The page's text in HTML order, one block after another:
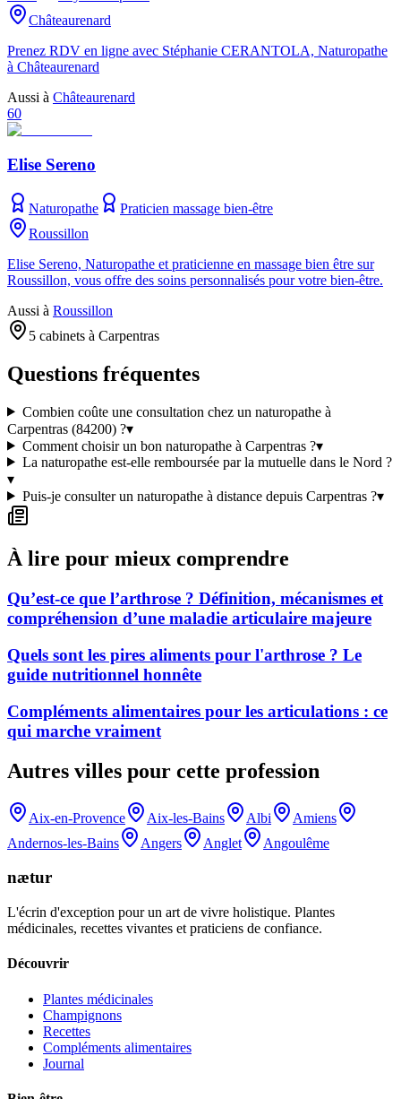
Châteaurenard
Prenez RDV en ligne avec Stéphanie CERANTOLA, Naturopathe
à Châteaurenard
Aussi à Châteaurenard
60
Elise Sereno
Naturopathe
Praticien massage bien-être
Roussillon
Elise Sereno, Naturopathe et praticienne en massage bien être sur
Roussillon, vous offre des soins personnalisés pour votre bien-être.
Aussi à Roussillon
5 cabinets à Carpentras
Questions fréquentes
Combien coûte une consultation chez un naturopathe à
Carpentras (84200) ?▾
Comment choisir un bon naturopathe à Carpentras ?▾
La naturopathe est-elle remboursée par la mutuelle dans le Nord ?
▾
Puis-je consulter un naturopathe à distance depuis Carpentras ?▾
À lire pour mieux comprendre
Qu’est-ce que l’arthrose ? Définition, mécanismes et
compréhension d’une maladie articulaire majeure
Quels sont les pires aliments pour l'arthrose ? Le
guide nutritionnel honnête
Compléments alimentaires pour les articulations : ce
qui marche vraiment
Autres villes pour cette profession
Aix-en-Provence Aix-les-Bains Albi
Amiens
Andernos-les-Bains
Angers Anglet Angoulême
nætur
L'écrin d'exception pour un art de vivre holistique. Plantes
médicinales, recettes vivantes et praticiens de confiance.
Découvrir
Plantes médicinales
Champignons
Recettes
Compléments alimentaires
Journal